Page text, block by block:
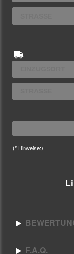
(* Hinweise:)
F.A.Q.